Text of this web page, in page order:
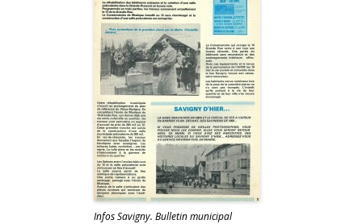
Infos Savigny. Bulletin municipal